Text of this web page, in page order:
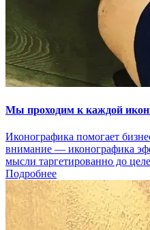
Мы проходим к каждой
Иконографика помогает
внимание — иконографика
мысли таргетированно до целе
Подробнее